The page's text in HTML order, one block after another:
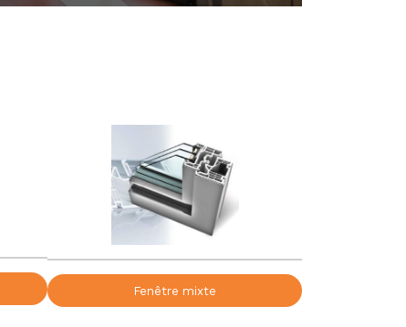
Fenêtre mixte